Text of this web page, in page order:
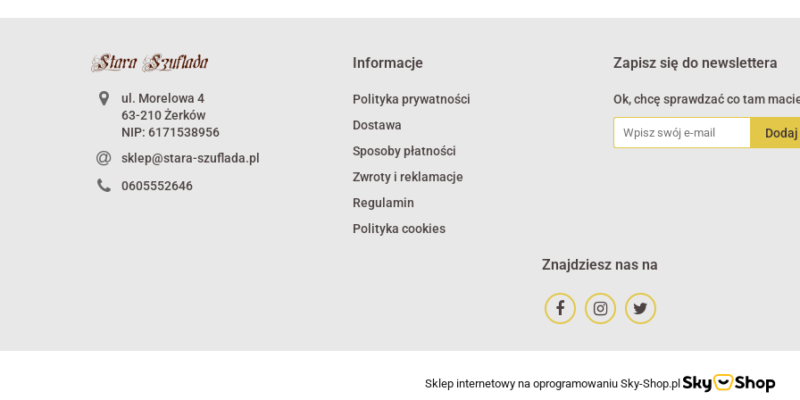
ul. Morelowa 4
63-210 Żerków
NIP: 6171538956
sklep@stara-szuflada.pl
0605552646
Informacje
Polityka prywatności
Dostawa
Sposoby płatności
Zwroty i reklamacje
Regulamin
Polityka cookies
Zapisz się do newslettera
Ok, chcę sprawdzać co tam
Znajdziesz nas na
Sklep internetowy na oprogramowaniu Sky-Shop.pl